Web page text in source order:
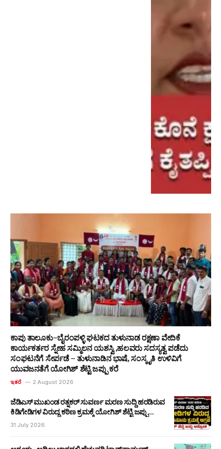
ಕಾಪು ತಾಲೂಕು–ಬೈರಂಪಳ್ಳಿ ಘಟಕದ ತುಳುನಾಡ ರಕ್ಷಣಾ ವೇದಿಕೆ
ಕಾರ್ಯಕರ್ತರ ಸ್ನೇಹ ಸಮ್ಮಿಲನ ಯಶಸ್ವಿ ,ಹಲವರು ಸದಸ್ಯತ್ವ ಪಡೆದು
ಸಂಘಟನೆಗೆ ಸೇರ್ಪಡೆ – ತುಳುನಾಡಿನ ಭಾಷೆ, ಸಂಸ್ಕೃತಿ ಉಳಿವಿಗೆ
ಯುವಜನತೆಗೆ ಯೋಗಿಶ್ ಶೆಟ್ಟಿ ಜಪ್ಪು ಕರೆ
ಇತರೆ 2 August 2026
ಜೆಡಿಎಸ್ ಮುಖಂಡ ರತ್ನಕರ್ ಸುವರ್ಣ ಮರಣ ಸುದ್ದಿ ಹರಡಿರುವ
ಕಿಡಿಗೇಡಿಗಳ ವಿರುದ್ಧ ಕಠಿಣ ಕ್ರಮಕ್ಕೆ ಯೋಗಿಶ್ ಶೆಟ್ಟಿ ಜಪ್ಪು
ಆಗ್ರಹ
31 July 2026